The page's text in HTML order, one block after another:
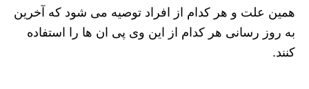
همین علت و هر کدام از افراد توصیه می‌ شود که آخرین
به روز رسانی هر کدام از این وی پی ان ها را استفاده
کنند.